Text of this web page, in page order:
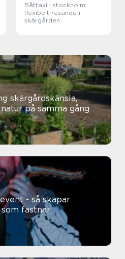
Båttaxi i stockholm
flexibelt resande i
skärgården
på samma gång
- så skapar
fastnar